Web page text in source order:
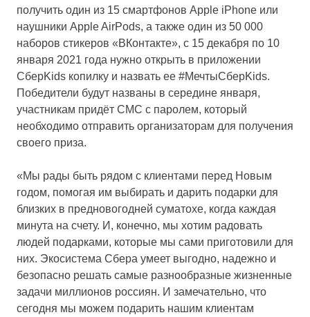
получить один из 15 смартфонов Apple iPhone или
наушники Apple AirPods, а также один из 50 000
наборов стикеров «ВКонтакте», с 15 декабря по 10
января 2021 года нужно открыть в приложении
СберKids копилку и назвать ее #МечтыСберKids.
Победители будут названы в середине января,
участникам придёт СМС с паролем, который
необходимо отправить организаторам для получения
своего приза.
«Мы рады быть рядом с клиентами перед Новым
годом, помогая им выбирать и дарить подарки для
близких в предновогодней суматохе, когда каждая
минута на счету. И, конечно, мы хотим радовать
людей подарками, которые мы сами приготовили для
них. Экосистема Сбера умеет выгодно, надежно и
безопасно решать самые разнообразные жизненные
задачи миллионов россиян. И замечательно, что
сегодня мы можем подарить нашим клиентам